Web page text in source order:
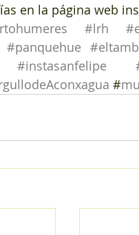
en la página web
#lrh
#panquehue
#instasanfelipe
#